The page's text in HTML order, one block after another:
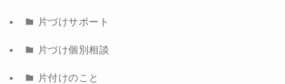
片づけサポート
片づけ個別相談
片付けのこと